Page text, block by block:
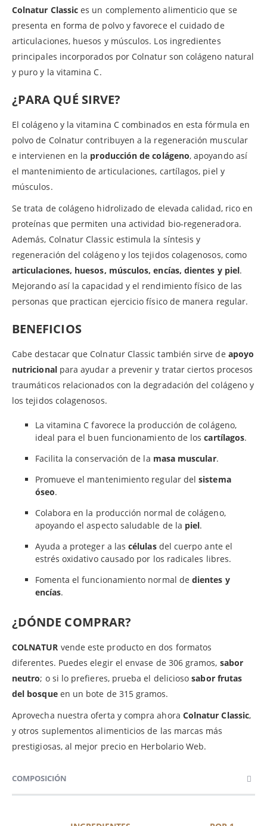
Colnatur Classic es un complemento alimenticio que se
presenta en forma de polvo y favorece el cuidado de
articulaciones, huesos y músculos. Los ingredientes
principales incorporados por Colnatur son colágeno natural
y puro y la vitamina C.
¿PARA QUÉ SIRVE?
El colágeno y la vitamina C combinados en esta fórmula en
polvo de Colnatur contribuyen a la regeneración muscular
e intervienen en la producción de colágeno, apoyando así
el mantenimiento de articulaciones, cartílagos, piel y
músculos.
Se trata de colágeno hidrolizado de elevada calidad, rico en
proteínas que permiten una actividad bio-regeneradora.
Además, Colnatur Classic estimula la síntesis y
regeneración del colágeno y los tejidos colagenosos, como
articulaciones, huesos, músculos, encías, dientes y piel.
Mejorando así la capacidad y el rendimiento físico de las
personas que practican ejercicio físico de manera regular.
BENEFICIOS
Cabe destacar que Colnatur Classic también sirve de apoyo
nutricionalpara ayudar a prevenir y tratar ciertos procesos
traumáticos relacionados con la degradación del colágeno y
los tejidos colagenosos.
La vitamina C favorece la producción de colágeno,
ideal para el buen funcionamiento de loscartílagos.
Facilita la conservación de la masa muscular.
Promueve el mantenimiento regular delsistema
óseo.
Colabora en la producción normal de colágeno,
apoyando el aspecto saludable de la piel.
Ayuda a proteger a lascélulasdel cuerpo ante el
estrés oxidativo causado por los radicales libres.
Fomenta el funcionamiento normal dedientes y
encías.
¿DÓNDE COMPRAR?
COLNATUR vende este producto en dos formatos
diferentes. Puedes elegir el envase de 306 gramos, sabor
neutro; o si lo prefieres, prueba el deliciososabor frutas
del bosque en un bote de 315 gramos.
Aprovecha nuestra oferta y compra ahora Colnatur Classic,
y otros suplementos alimenticios de las marcas más
prestigiosas, al mejor precio en Herbolario Web.
COMPOSICIÓN